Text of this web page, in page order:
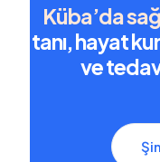
Küba’da
tanı, hayat
ve tedavi